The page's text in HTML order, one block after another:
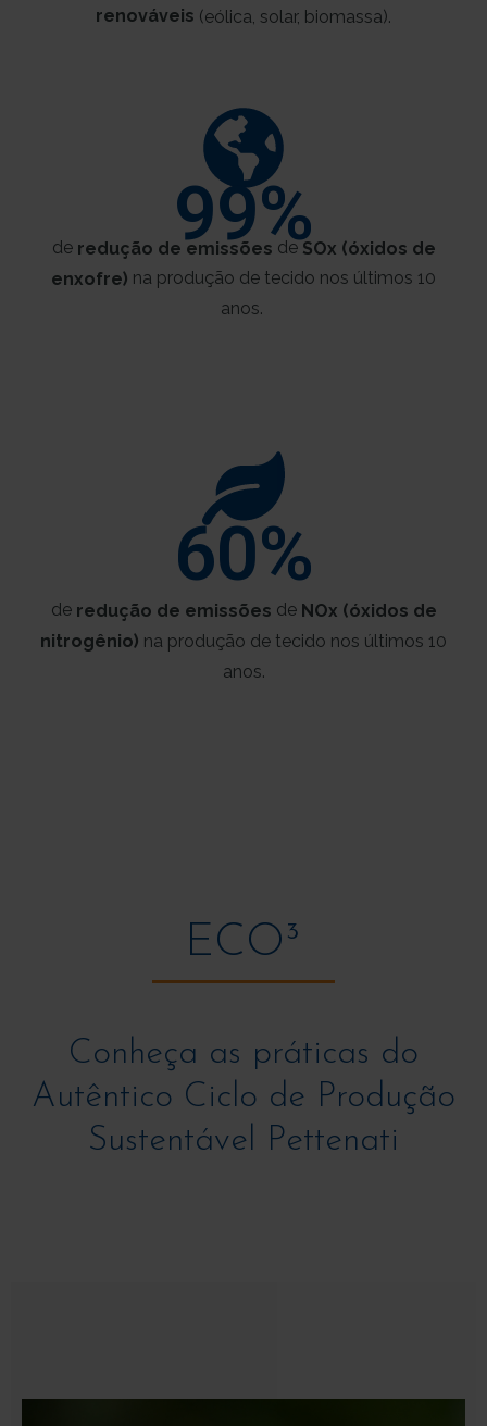
renováveis (eólica, solar, biomassa).
99%
de redução de emissões deSOx (óxidos de
enxofre) na produção de tecido nos últimos 10
anos.
60%
de redução de emissões de NOx (óxidos de
nitrogênio) na produção de tecido nos últimos 10
anos.
ECO³
Conheça as práticas do
Autêntico Ciclo de Produção
Sustentável Pettenati